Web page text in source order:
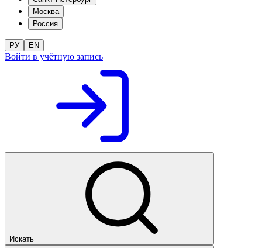
Москва
Россия
РУ EN
Войти в учётную запись
Искать